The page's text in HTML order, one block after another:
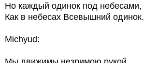
Но каждый одинок под небесами,
Как в небесах Всевышний одинок.
Michyud: